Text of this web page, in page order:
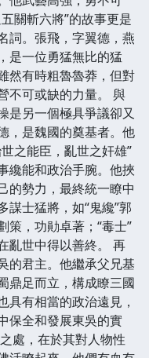
關斬六將”的故事更是
詞。張飛，字翼德，燕
是一位勇猛無比的猛
然有時粗魯魯莽，但對
不可或缺的力量。 與
是另一個極具爭議卻又
，是魏國的奠基者。他
之能臣，亂世之奸雄”
纔能和政治手腕。他挾
的勢力，最終統一瞭中
謀士猛將，如“鬼纔”郭
策，功勛卓著；“毒士”
亂世中得以善終。 再
的君主。他繼承父兄基
鼎足而立，構成瞭三國
具有相當的政治遠見，
保全和發展東吳的實
處，在於其對人物性